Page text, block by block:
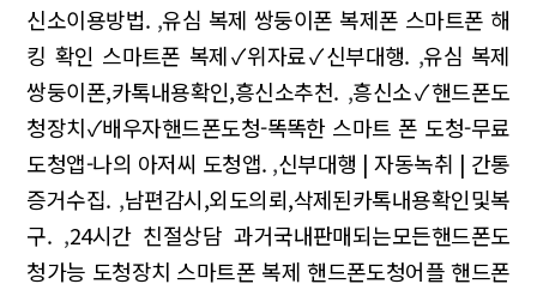
신소이용방법. ,유심 복제 쌍둥이폰 복제폰 스마트폰 해
킹 확인 스마트폰 복제✓위자료✓신부대행. ,유심 복제
쌍둥이폰,카톡내용확인,흥신소추천. ,흥신소✓핸드폰도
청장치✓배우자핸드폰도청-똑똑한 스마트 폰 도청-무료
도청앱-나의 아저씨 도청앱. ,신부대행 | 자동녹취 | 간통
증거수집. ,남편감시,외도의뢰,삭제된카톡내용확인및복
구. ,24시간 친절상담 과거국내판매되는모든핸드폰도
청가능 도청장치 스마트폰 복제 핸드폰도청어플 핸드폰